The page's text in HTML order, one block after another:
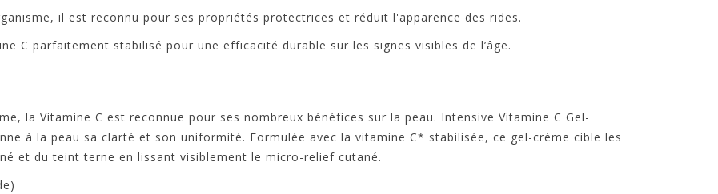
il est reconnu pour ses propriétés protectrices et réduit l'apparence des rides.
C parfaitement stabilisé pour une efficacité durable sur les signes visibles de l’âge.
la Vitamine C est reconnue pour ses nombreux bénéfices sur la peau. Intensive Vitamine C Gel-
à la peau sa clarté et son uniformité. Formulée avec la vitamine C* stabilisée, ce gel-crème cible les
et du teint terne en lissant visiblement le micro-relief cutané.